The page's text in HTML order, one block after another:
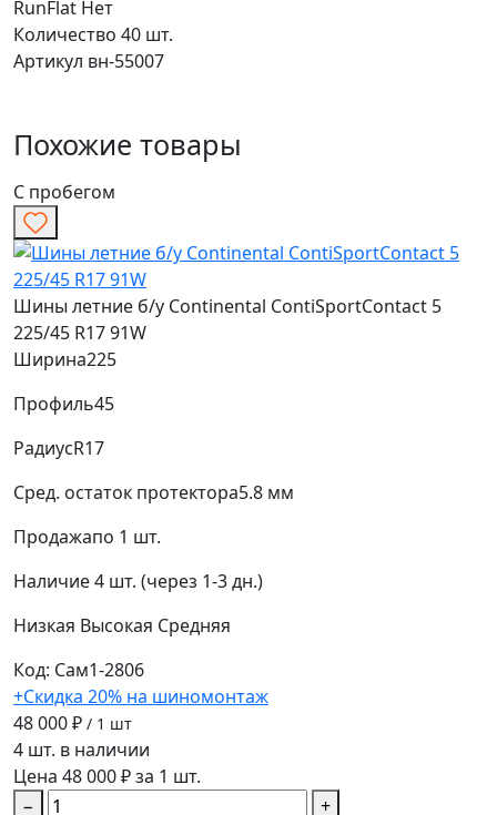
RunFlat Нет
Количество 40 шт.
Артикул вн-55007
Похожие товары
С пробегом
Шины летние б/у Continental ContiSportContact 5
225/45 R17 91W
Ширина225
Профиль45
РадиусR17
Сред. остаток протектора5.8 мм
Продажапо 1 шт.
Наличие4 шт. (через 1-3 дн.)
Низкая Высокая Средняя
Код: Сам1-2806
+Скидка 20% на шиномонтаж
48 000 ₽ / 1 шт
4 шт. в наличии
Цена 48 000 ₽ за 1 шт.
−
+